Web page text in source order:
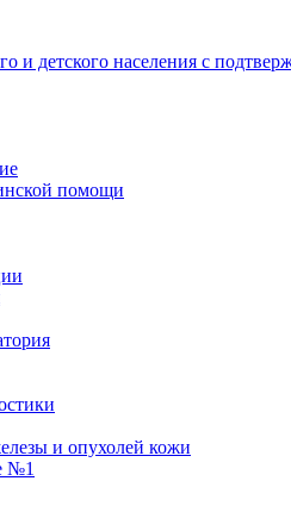
и детского населения с
помощи
и опухолей кожи
№1